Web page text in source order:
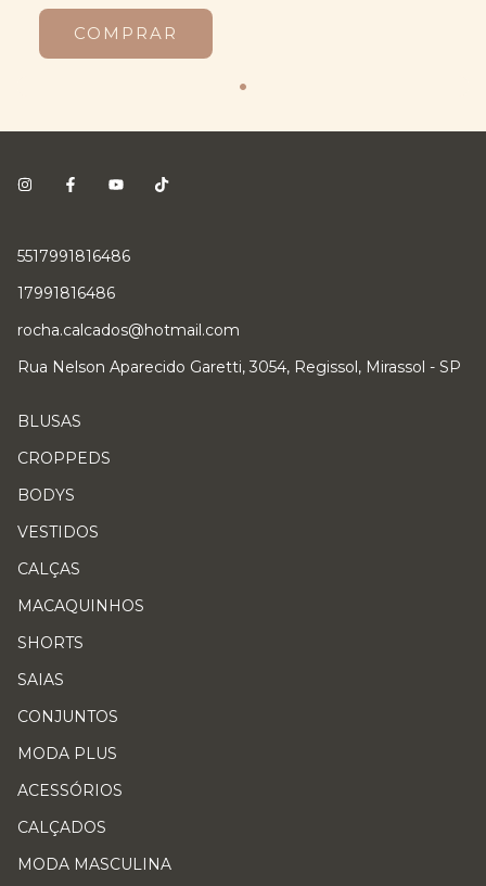
COMPRAR
5517991816486
17991816486
rocha.calcados@hotmail.com
Rua Nelson Aparecido Garetti, 3054, Regissol, Mirassol - SP
BLUSAS
CROPPEDS
BODYS
VESTIDOS
CALÇAS
MACAQUINHOS
SHORTS
SAIAS
CONJUNTOS
MODA PLUS
ACESSÓRIOS
CALÇADOS
MODA MASCULINA